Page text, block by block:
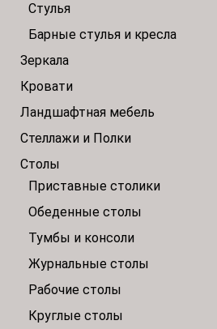
Стулья
Барные стулья и кресла
Зеркала
Кровати
Ландшафтная мебель
Стеллажи и Полки
Столы
Приставные столики
Обеденные столы
Тумбы и консоли
Журнальные столы
Рабочие столы
Круглые столы